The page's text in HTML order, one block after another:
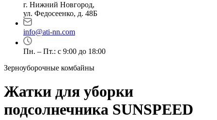
г. Нижний Новгород,
ул. Федосеенко, д. 48Б
info@ati-nn.com
Пн. – Пт.: с 9:00 до 18:00
Зерноуборочные комбайны
Жатки для уборки
подсолнечника SUNSPEED